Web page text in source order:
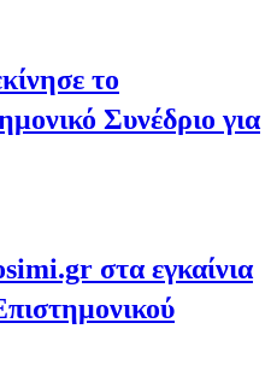
το
Συνέδριο για
στα εγκαίνια